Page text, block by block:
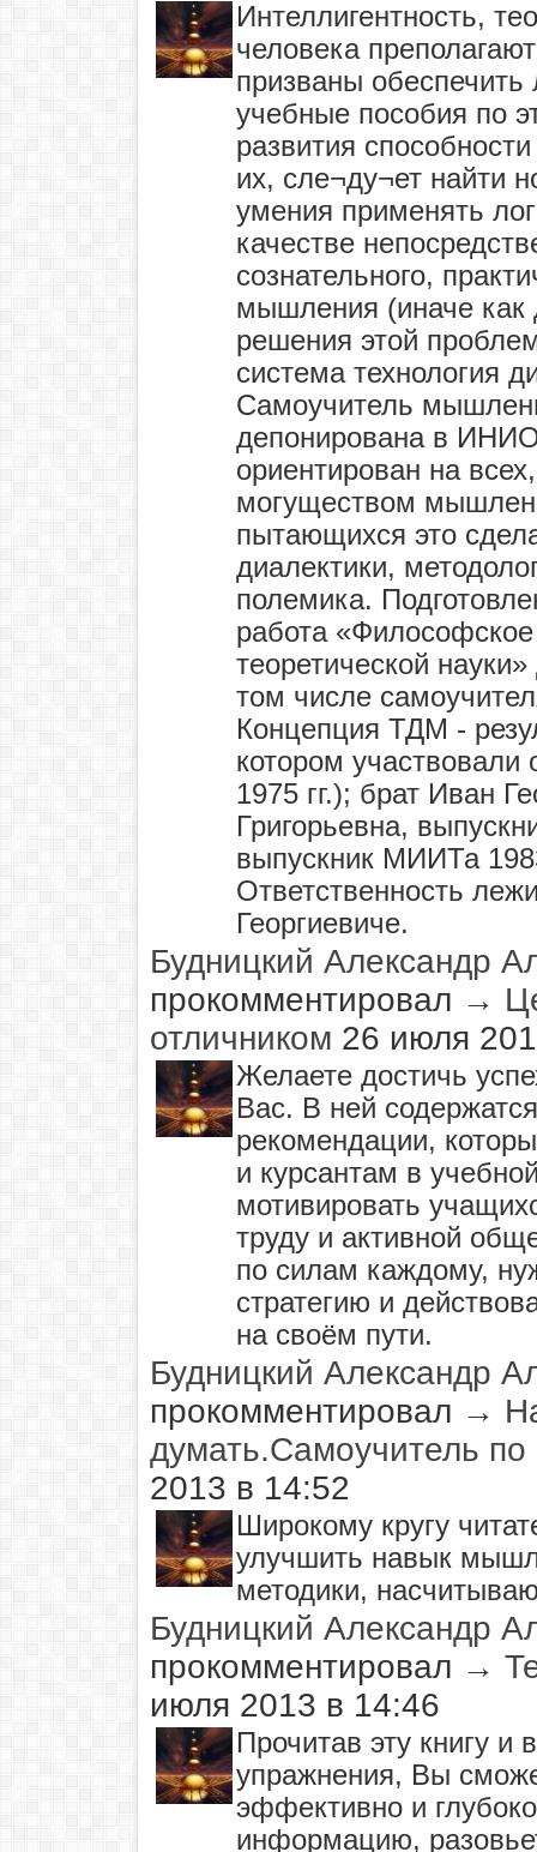
Интеллигентность,
человека
призваны обеспечить
учебные пособия по
развития
их, сле¬ду¬ет найти
умения применять
качестве
сознательного,
мышления (иначе как
решения этой
система технология
Самоучитель
депонирована в
ориентирован на
могуществом
пытающихся это
диалектики,
полемика.
работа
теоретической
том числе
Концепция ТДМ -
котором участвовали
1975 гг.); брат Иван
Григорьевна,
выпускник МИИТа
Ответственность
Георгиевиче.
Будницкий Александр
прокомментировал →
отличником 26 июля
Желаете достичь
Вас. В ней
рекомендации,
и курсантам в
мотивировать
труду и активной
по силам каждому,
стратегию и
на своём пути.
Будницкий Александр
прокомментировал →
думать.Самоучитель
2013 в 14:52
Широкому кpyгy
улучшить навык
методики,
Будницкий Александр
прокомментировал →
июля 2013 в 14:46
Прочитав эту книгу
упражнения, Вы
эффективно и
информацию,